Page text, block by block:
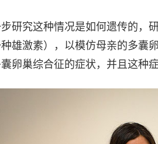
研究这种情况是如何遗传的，
雄激素），以模仿母亲的多囊
卵巢综合征的症状，并且这种